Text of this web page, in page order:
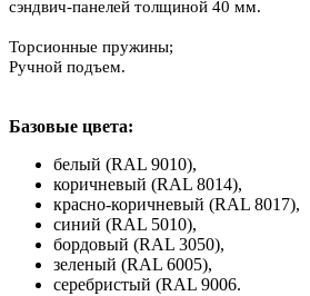
сэндвич-панелей толщиной 40 мм.
Торсионные пружины;
Ручной подъем.
Базовые цвета:
белый (RAL 9010),
коричневый (RAL 8014),
красно-коричневый (RAL 8017),
синий (RAL 5010),
бордовый (RAL 3050),
зеленый (RAL 6005),
серебристый (RAL 9006.